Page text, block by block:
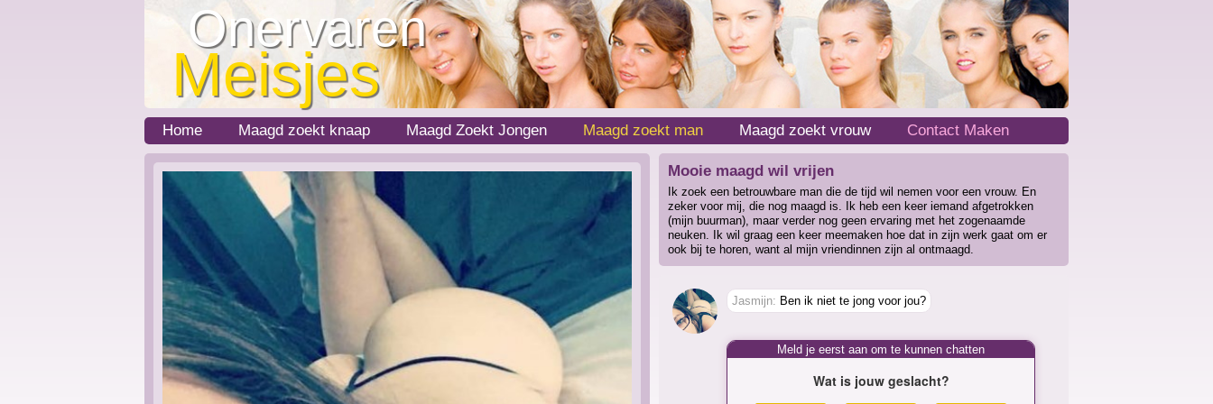
Onervaren
Meisjes
Home Maagd zoekt knaap Maagd Zoekt Jongen Maagd zoekt man Maagd zoekt vrouw Contact Maken
Mooie maagd wil vrijen
Ik zoek een betrouwbare man die de tijd wil nemen voor een vrouw. En
zeker voor mij, die nog maagd is. Ik heb een keer iemand afgetrokken
(mijn buurman), maar verder nog geen ervaring met het zogenaamde
neuken. Ik wil graag een keer meemaken hoe dat in zijn werk gaat om er
ook bij te horen, want al mijn vriendinnen zijn al ontmaagd.
Jasmijn: Ben ik niet te jong voor jou?
Meld je eerst aan om te kunnen chatten